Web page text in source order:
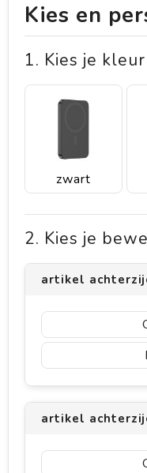
Kies en
1. Kies je kleur
zwart
2. Kies je
artikel
artikel